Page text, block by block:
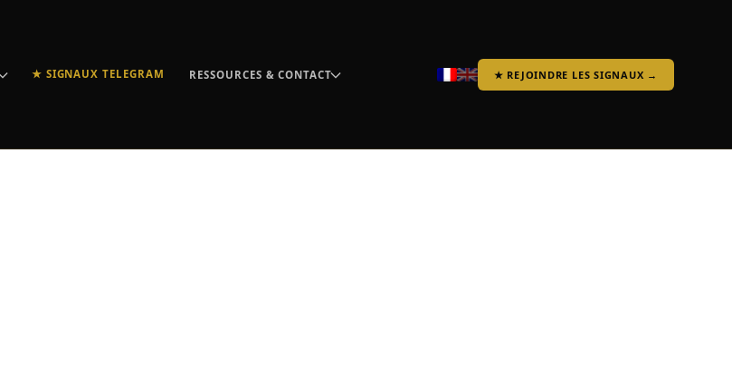
★ SIGNAUX TELEGRAM RESSOURCES & CONTACT ★ REJOINDRE LES SIGNAUX →